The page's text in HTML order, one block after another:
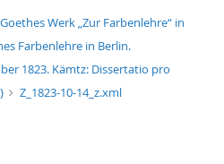
Werk „Zur Farbenlehre“ in
Farbenlehre in Berlin.
1823. Kämtz: Dissertatio pro
Z_1823-10-14_z.xml